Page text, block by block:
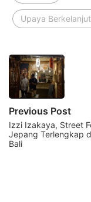
Upaya
Previous Post
Izzi Izakaya, Street
Jepang Terlengkap
Bali